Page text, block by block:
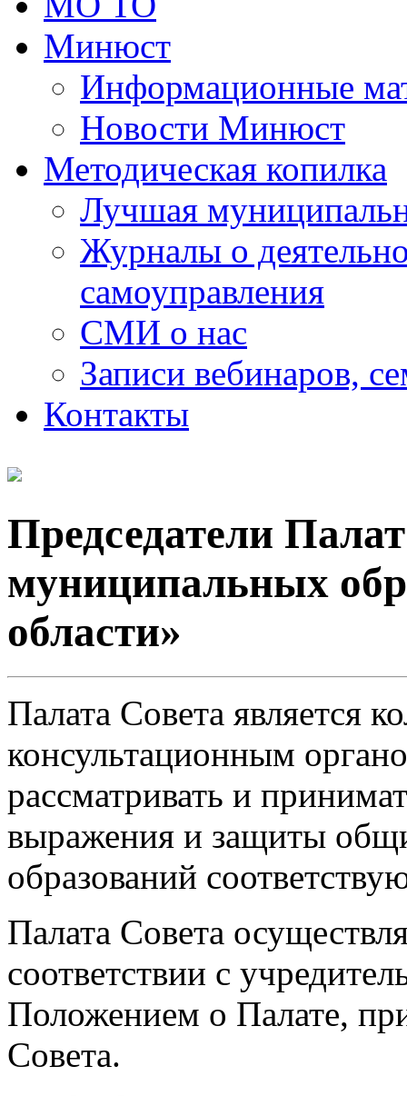
Минюст
Информационные
Новости Минюст
Методическая копилка
Лучшая
Журналы о
самоуправления
СМИ о нас
Записи вебинаров,
Контакты
Председатели
муниципальных
области»
Палата Совета является
консультационным
рассматривать и
выражения и защиты
образований
Палата Совета
соответствии с
Положением о Палате,
Совета.